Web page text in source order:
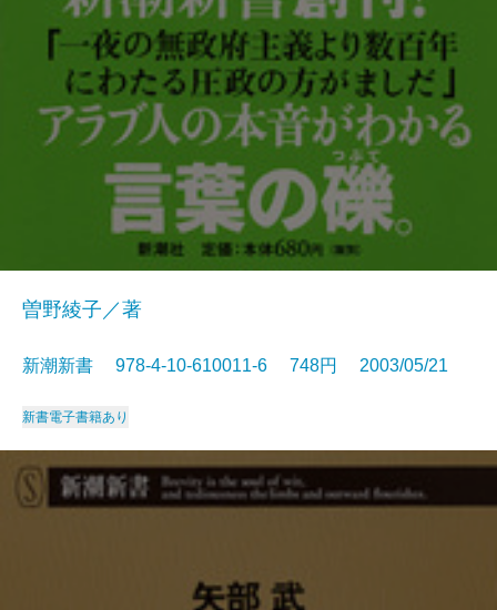
曽野綾子／著
新潮新書 978-4-10-610011-6 748円 2003/05/21
新書電子書籍あり